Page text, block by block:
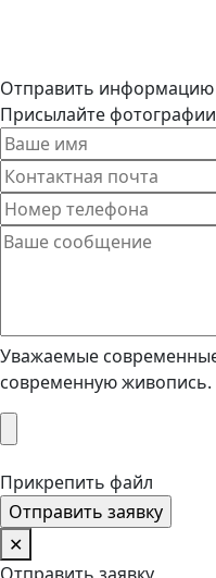
Отправить информацию
Присылайте
Уважаемые
современную живопись.
Прикрепить файл
✕